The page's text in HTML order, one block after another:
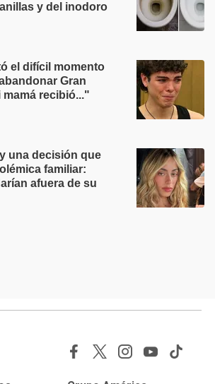
y del inodoro
el difícil momento
Gran
mamá recibió..."
una decisión que
familiar:
afuera de su